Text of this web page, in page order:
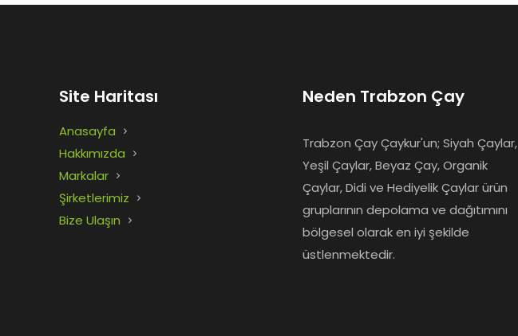
Site Haritası
Anasayfa
Hakkımızda
Markalar
Şirketlerimiz
Bize Ulaşın
Neden Trabzon Çay
Trabzon Çay Çaykur'un; Siyah Çaylar,
Yeşil Çaylar, Beyaz Çay, Organik
Çaylar, Didi ve Hediyelik Çaylar ürün
gruplarının depolama ve dağıtımını
bölgesel olarak en iyi şekilde
üstlenmektedir.